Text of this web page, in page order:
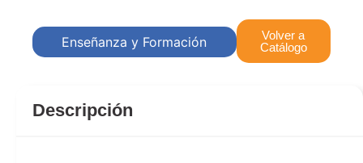
Enseñanza y Formación
Volver a
Catálogo
Descripción